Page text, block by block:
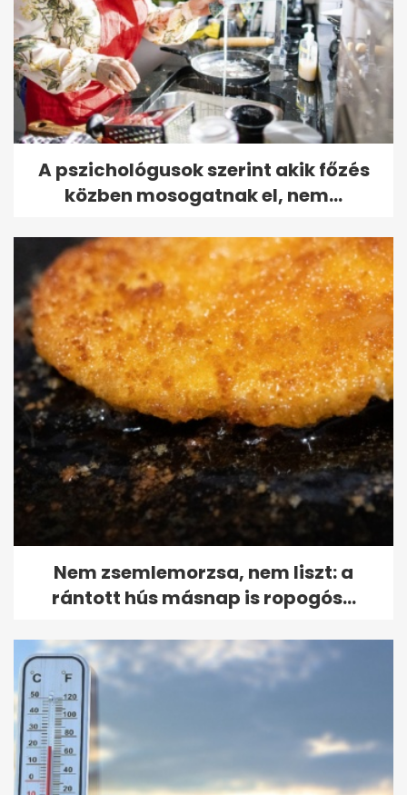
A pszichológusok szerint akik főzés
közben mosogatnak el, nem...
Nem zsemlemorzsa, nem liszt: a
rántott hús másnap is ropogós...